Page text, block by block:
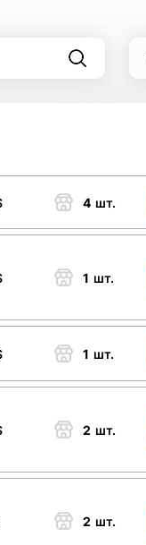
4 шт.
1 шт.
1 шт.
2 шт.
2 шт.